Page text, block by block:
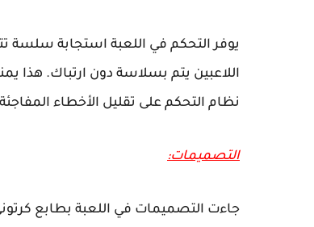
يوفر التحكم في اللعبة استجابة سلسة
اللاعبين يتم بسلاسة دون ارتباك. هذا
نظام التحكم على تقليل الأخطاء
التصميمات:
جاءت التصميمات في اللعبة بطابع